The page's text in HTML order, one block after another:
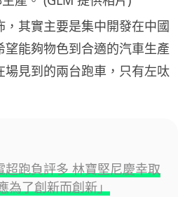
其實主要是集中開發在中國
望能夠物色到合適的汽車生產
場見到的兩台跑車，只有左呔
超跑負評多 林寶堅尼慶幸取
為了創新而創新」